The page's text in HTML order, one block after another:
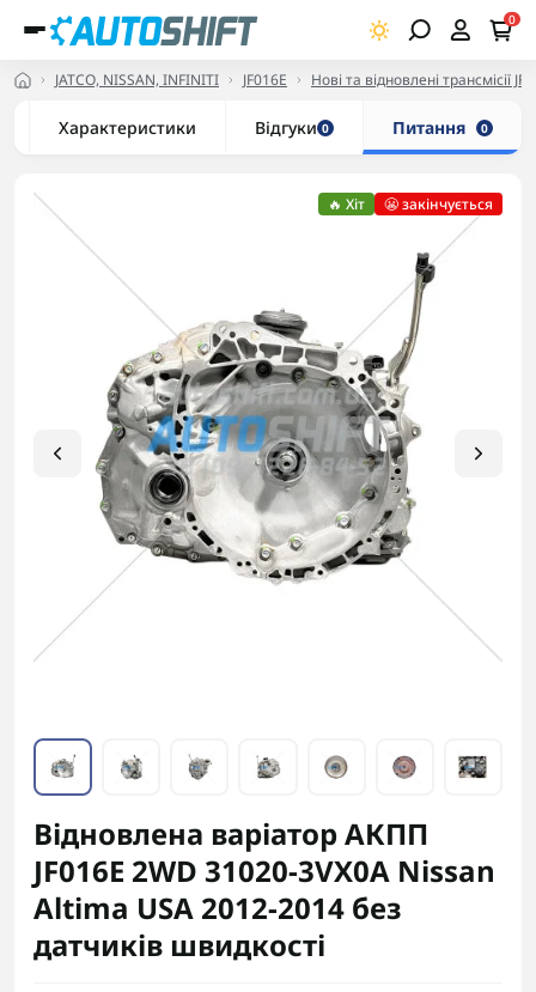
0
JATCO, NISSAN, INFINITI JF016E Нові та відновлені трансмісії
Характеристики Відгуки 0 Питання 0
🔥 Хіт 😬 закінчується
Відновлена варіатор АКПП
JF016E 2WD 31020-3VX0A Nissan
Altima USA 2012-2014 без
датчиків швидкості